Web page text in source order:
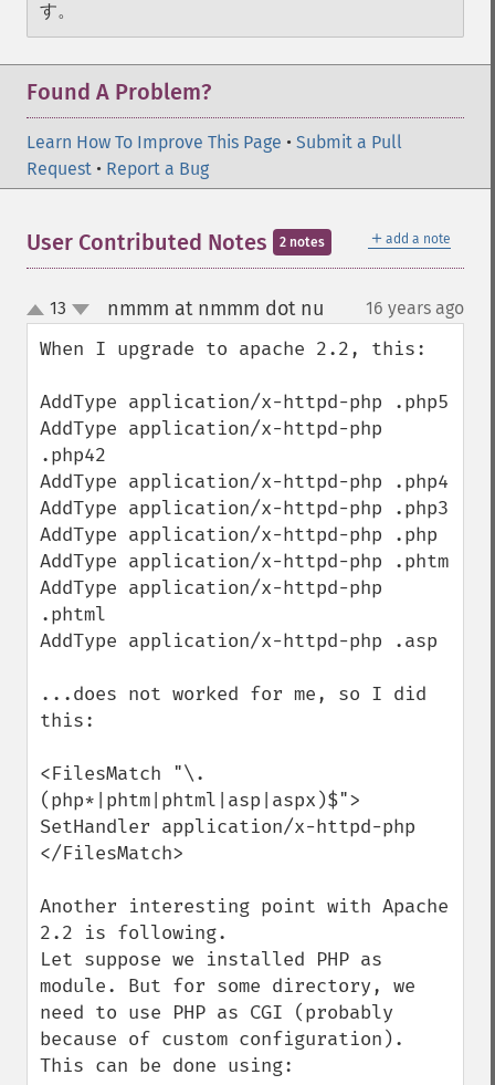
す。
Found A Problem?
Learn How To Improve This Page • Submit a Pull
Request • Report a Bug
＋ add a note
User Contributed Notes 2 notes
up
down
13 nmmm at nmmm dot nu 16 years ago
When I upgrade to apache 2.2, this:
AddType application/x-httpd-php .php5
AddType application/x-httpd-php
.php42
AddType application/x-httpd-php .php4
AddType application/x-httpd-php .php3
AddType application/x-httpd-php .php
AddType application/x-httpd-php .phtm
AddType application/x-httpd-php
.phtml
AddType application/x-httpd-php .asp
...does not worked for me, so I did
this:
<FilesMatch "\.
(php*|phtm|phtml|asp|aspx)$">
SetHandler application/x-httpd-php
</FilesMatch>
Another interesting point with Apache
2.2 is following.
Let suppose we installed PHP as
module. But for some directory, we
need to use PHP as CGI (probably
because of custom configuration).
This can be done using: